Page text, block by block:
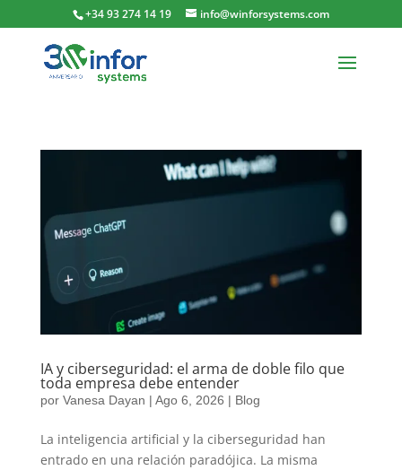
+34 93 274 14 19 info@winforsystems.com
IA y ciberseguridad: el arma de doble filo que
toda empresa debe entender
por Vanesa Dayan | Ago 6, 2026 | Blog
La inteligencia artificial y la ciberseguridad han
entrado en una relación paradójica. La misma